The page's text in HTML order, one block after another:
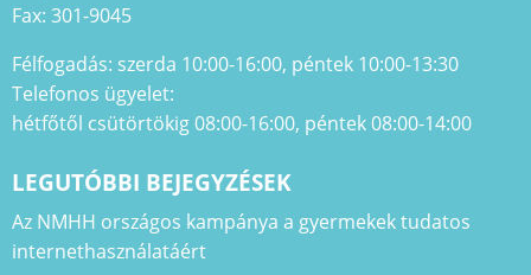
Fax: 301-9045
Félfogadás: szerda 10:00-16:00, péntek 10:00-13:30
Telefonos ügyelet:
hétfőtől csütörtökig 08:00-16:00, péntek 08:00-14:00
LEGUTÓBBI BEJEGYZÉSEK
Az NMHH országos kampánya a gyermekek tudatos
internethasználatáért